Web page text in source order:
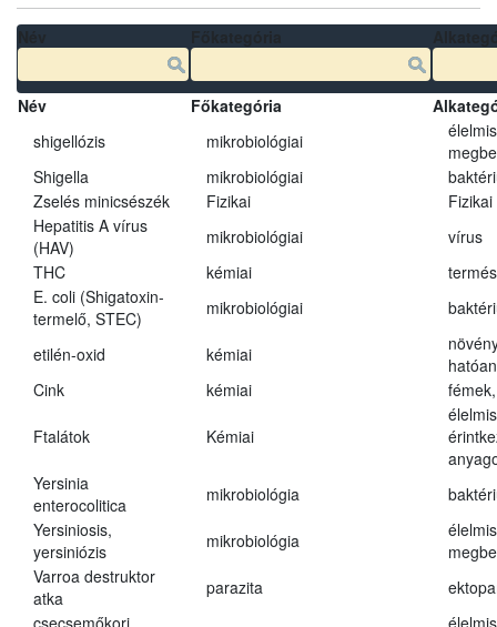
Név Főkategória
shigellózis
mikrobiológiai
Shigella
mikrobiológiai
Zselés minicsészék
Fizikai
Fizikai
Hepatitis A vírus
(HAV)
mikrobiológiai
vírus
THC
kémiai
E. coli (Shigatoxin-
termelő, STEC)
mikrobiológiai
etilén-oxid kémiai
Cink
kémiai
Ftalátok Kémiai
Yersinia
enterocolitica
mikrobiológia
Yersiniosis,
yersiniózis
mikrobiológia
Varroa destruktor
atka
parazita